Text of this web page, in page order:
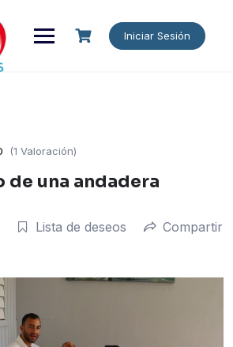
Iniciar Sesión
(1 Valoración)
de una andadera
Lista de deseos Compartir